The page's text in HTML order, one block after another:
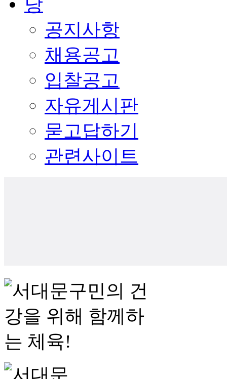
공지사항
채용공고
입찰공고
자유게시판
묻고답하기
관련사이트